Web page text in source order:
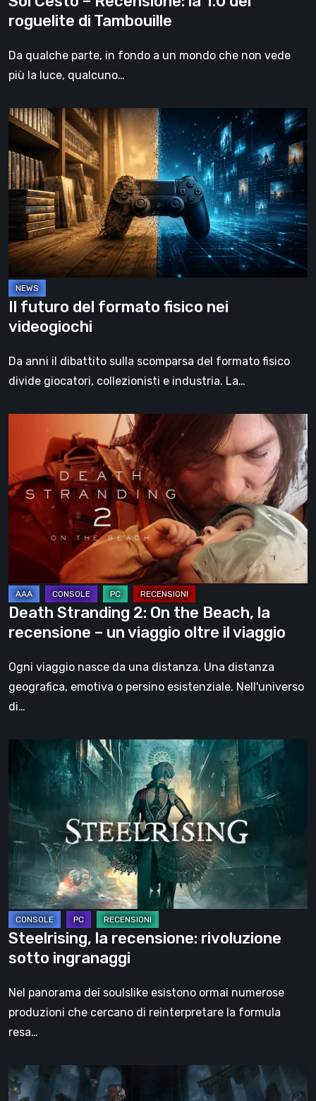
roguelite di Tambouille
Da qualche parte, in fondo a un mondo che non vede
più la luce, qualcuno…
Il
futuro
del
formato
fisico
videogiochi
Il futuro del formato fisico nei
videogiochi
Da anni il dibattito sulla scomparsa del formato fisico
divide giocatori, collezionisti e industria. La…
Stranding
On
the
Beach,
recensione
–
un
viaggio
oltre
il
Death Stranding 2: On the Beach, la
recensione – un viaggio oltre il viaggio
Ogni viaggio nasce da una distanza. Una distanza
geografica, emotiva o persino esistenziale. Nell'universo
di…
Steelrising,
recensione:
rivoluzione
sotto
ingranaggi
Steelrising, la recensione: rivoluzione
sotto ingranaggi
Nel panorama dei soulslike esistono ormai numerose
produzioni che cercano di reinterpretare la formula
resa…
DOOM:
The